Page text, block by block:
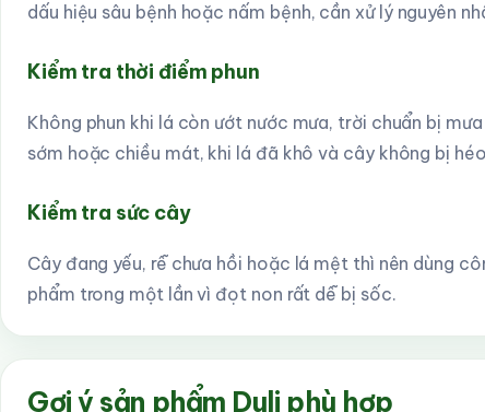
dấu hiệu sâu bệnh hoặc nấm bệnh, cần xử lý nguyên
Kiểm tra thời điểm phun
Không phun khi lá còn ướt nước mưa, trời chuẩn bị
sớm hoặc chiều mát, khi lá đã khô và cây không bị
Kiểm tra sức cây
Cây đang yếu, rễ chưa hồi hoặc lá mệt thì nên dùng
phẩm trong một lần vì đọt non rất dễ bị sốc.
Gợi ý sản phẩm Duli phù hợp